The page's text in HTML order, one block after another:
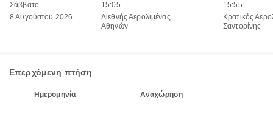
Σάββατο
8 Αυγούστου 2026
15:05
Διεθνής Αερολιμένας
Αθηνών
15:55
Κρατικός
Σαντορίνης
Επερχόμενη πτήση
Ημερομηνία Αναχώρηση